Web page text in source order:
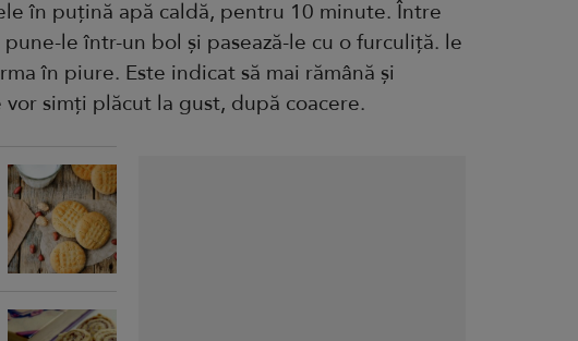
în puțină apă caldă, pentru 10 minute. Între
le într-un bol și pasează-le cu o furculiță. le
în piure. Este indicat să mai rămână și
simți plăcut la gust, după coacere.